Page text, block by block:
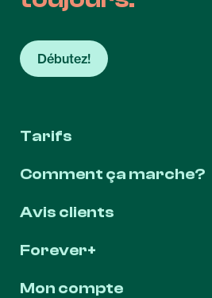
Débutez!
Tarifs
Comment ça marche?
Avis clients
Forever+
Mon compte